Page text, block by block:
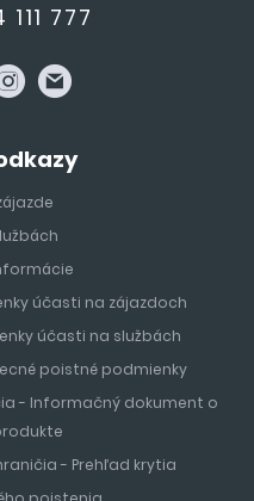
111 777
účasti na zájazdoch
účasti na službách
poistné podmienky
- Informačný dokument o
- Prehľad krytia